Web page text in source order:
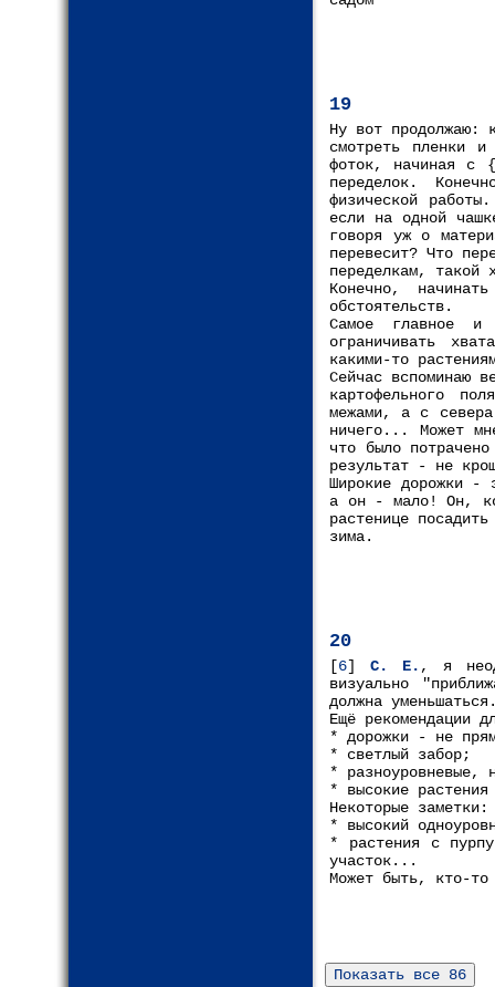
19
Ну вот продолжаю:
смотреть пленки
фоток, начиная с {
переделок.
физической
если на одной
говоря уж о
перевесит? Что
переделкам,
Конечно,
обстоятельств.
Самое главное и
ограничивать
какими-то
Сейчас вспоминаю
картофельного
межами, а с
ничего... Может
что было
результат - не
Широкие дорожки
а он - мало! Он,
растенице
зима.
20
[6]С. Е. , я
визуально
должна
Ещё рекомендации
* дорожки - не
* светлый забор;
* разноуровневые,
* высокие
Некоторые заметки:
* высокий
* растения с
участок...
Может быть, кто-то